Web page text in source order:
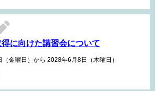
に向けた講習会について
金曜日）から 2028年6月8日（木曜日）